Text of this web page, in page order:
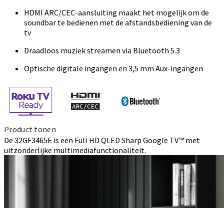
HDMI ARC/CEC-aansluiting maakt het mogelijk om de
soundbar te bedienen met de afstandsbediening van de
tv
Draadloos muziek streamen via Bluetooth 5.3
Optische digitale ingangen en 3,5 mm Aux-ingangen
Product tonen
De 32GF3465E is een Full HD QLED Sharp Google TV™ met
uitzonderlijke multimediafunctionaliteit.